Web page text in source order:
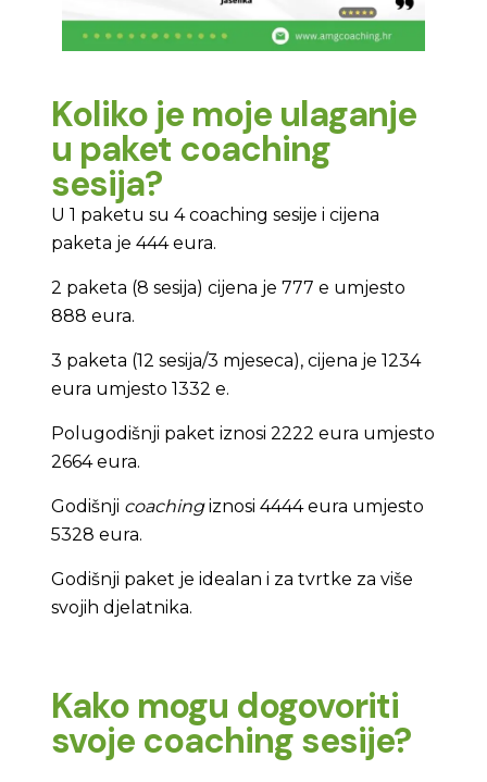
Koliko je moje ulaganje
u paket coaching
sesija?
U 1 paketu su 4 coaching sesije i cijena
paketa je 444 eura.
2 paketa (8 sesija) cijena je 777 e umjesto
888 eura.
3 paketa (12 sesija/3 mjeseca), cijena je 1234
eura umjesto 1332 e.
Polugodišnji paket iznosi 2222 eura umjesto
2664 eura.
Godišnji coachingiznosi 4444 eura umjesto
5328 eura.
Godišnji paket je idealan i za tvrtke za više
svojih djelatnika.
Kako mogu dogovoriti
svoje coaching sesije?